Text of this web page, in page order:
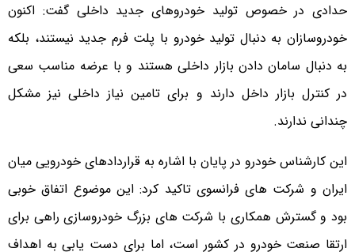
حدادی در خصوص تولید خودروهای جدید داخلی گفت: اکنون
خودروسازان به دنبال تولید خودرو با پلت فرم جدید نیستند، بلکه
به دنبال سامان دادن بازار داخلی هستند و با عرضه مناسب سعی
در کنترل بازار داخل دارند و برای تامین نیاز داخلی نیز مشکل
چندانی ندارند.
این کارشناس خودرو در پایان با اشاره به قراردادهای خودرویی میان
ایران و شرکت های فرانسوی تاکید کرد: این موضوع اتفاق خوبی
بود و گسترش همکاری با شرکت های بزرگ خودروسازی راهی برای
ارتقا صنعت خودرو در کشور است، اما برای دست یابی به اهداف